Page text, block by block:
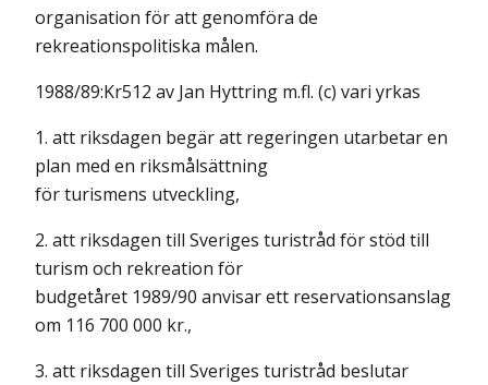
organisation för att genomföra de
rekreationspolitiska målen.
1988/89:Kr512 av Jan Hyttring m.fl. (c) vari yrkas
1. att riksdagen begär att regeringen utarbetar en
plan med en riksmålsättning
för turismens utveckling,
2. att riksdagen till Sveriges turistråd för stöd till
turism och rekreation för
budgetåret 1989/90 anvisar ett reservationsanslag
om 116 700 000 kr.,
3. att riksdagen till Sveriges turistråd beslutar